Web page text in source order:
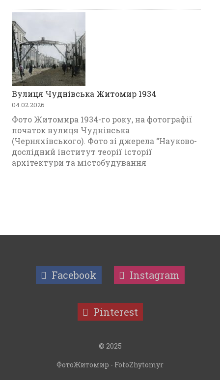
Вулиця Чуднівська Житомир 1934
04.02.2026
Фото Житомира 1934-го року, на фотографії
початок вулиця Чуднівська
(Черняхівського). Фото зі джерела “Науково-
дослідний інститут теорії історії
архітектури та містобудування
Facebook Instagram
Pinterest
© 2025
ФотоЖитомир - FotoZhytomyr